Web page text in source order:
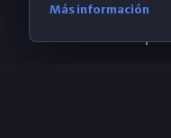
Más información